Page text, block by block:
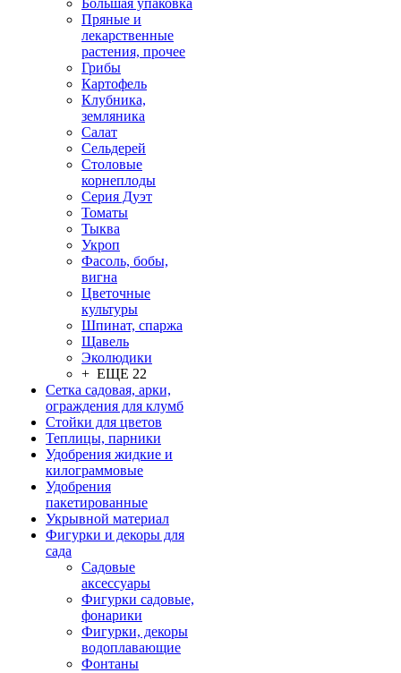
Большая упаковка
Пряные и
лекарственные
растения, прочее
Грибы
Картофель
Клубника,
земляника
Салат
Сельдерей
Столовые
корнеплоды
Серия Дуэт
Томаты
Тыква
Укроп
Фасоль, бобы,
вигна
Цветочные
культуры
Шпинат, спаржа
Щавель
Эколюдики
+ ЕЩЕ 22
Сетка садовая, арки,
ограждения для клумб
Стойки для цветов
Теплицы, парники
Удобрения жидкие и
килограммовые
Удобрения
пакетированные
Укрывной материал
Фигурки и декоры для
сада
Садовые
аксессуары
Фигурки садовые,
фонарики
Фигурки, декоры
водоплавающие
Фонтаны